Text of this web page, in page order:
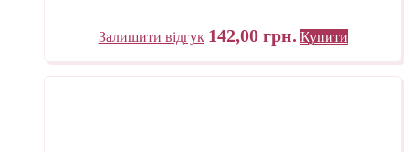
Залишити відгук 142,00 грн. Купити